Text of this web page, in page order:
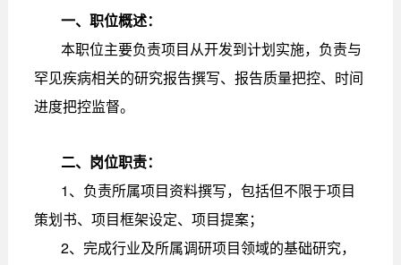
一、职位概述：
本职位主要负责项目从开发到计划实施，负责与
罕见疾病相关的研究报告撰写、报告质量把控、时间
进度把控监督。
二、岗位职责：
1、负责所属项目资料撰写，包括但不限于项目
策划书、项目框架设定、项目提案；
2、完成行业及所属调研项目领域的基础研究，